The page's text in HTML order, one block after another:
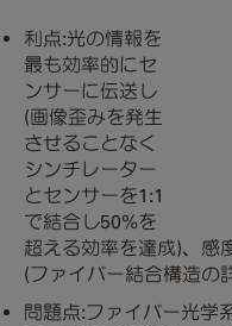
利点:光の情報を
最も効率的にセ
ンサーに伝送し
(画像歪みを発生
させることなく
シンチレーター
とセンサーを1:1
で結合し50%を
超える効率を達成)、感
(ファイバー結合構造の
問題点:ファイバー光学